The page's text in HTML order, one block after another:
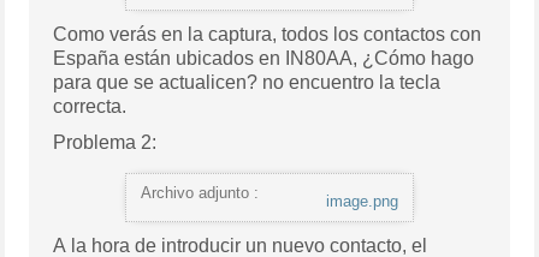
Como verás en la captura, todos los contactos con
España están ubicados en IN80AA, ¿Cómo hago
para que se actualicen? no encuentro la tecla
correcta.
Problema 2:
Archivo adjunto : image.png
A la hora de introducir un nuevo contacto, el